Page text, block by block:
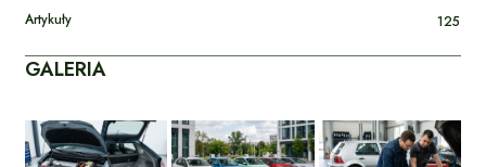
Artykuły 125
GALERIA